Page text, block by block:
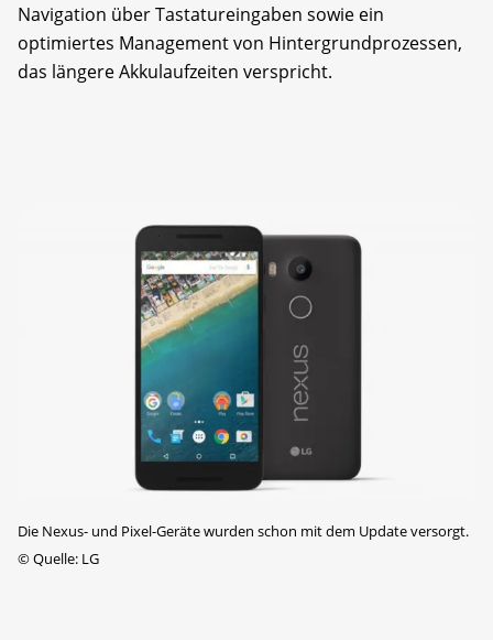
Navigation über Tastatureingaben sowie ein
optimiertes Management von Hintergrundprozessen,
das längere Akkulaufzeiten verspricht.
Die Nexus- und Pixel-Geräte wurden schon mit dem Update versorgt.
©Quelle: LG